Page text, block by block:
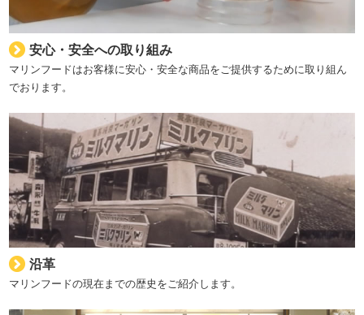
安心・安全への取り組み
マリンフードはお客様に安心・安全な商品をご提供するために取り組ん
でおります。
沿革
マリンフードの現在までの歴史をご紹介します。